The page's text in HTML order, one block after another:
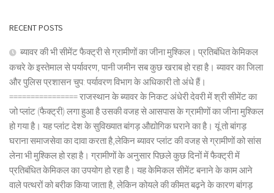
RECENT POSTS
ब्यावर की भी सीमेंट फैक्ट्री से ग्रामीणों का जीना मुश्किल। प्रतिबंधित केमिकल
कचरे के इस्तेमाल से पर्यावरण, पानी जमीन सब कुछ खराब हो रहा है। ब्यावर का जिला
और पुलिस प्रशासन चुप: पर्यावरण विभाग के अधिकारी तो अंधे हैं।
================ राजस्थान के ब्यावर के निकट अंधेरी देवरी में श्री सीमेंट का
जो प्लांट (फैक्ट्री) लगा हुआ है उसकी वजह से आसपास के ग्रामीणों का जीना मुश्किल
हो गया है। यह प्लांट देश के सुविख्यात बांगड़ औद्योगिक घराने का है। यूं तो बांगड़
घराना समाजसेवा का दावा करता है,लेकिन ब्यावर प्लांट की वजह से ग्रामीणों को सांस
लेना भी मुश्किल हो रहा है। ग्रामीणों के अनुसार पिछले कुछ दिनों में फैक्ट्री में
प्रतिबंधित केमिकल का उपयोग हो रहा है। यह केमिकल सीमेंट बनाने के काम आने
वाले पत्थरों को बरीक किया जाता है, लेकिन कोयले की कीमत बढ़ने के कारण बांगड़